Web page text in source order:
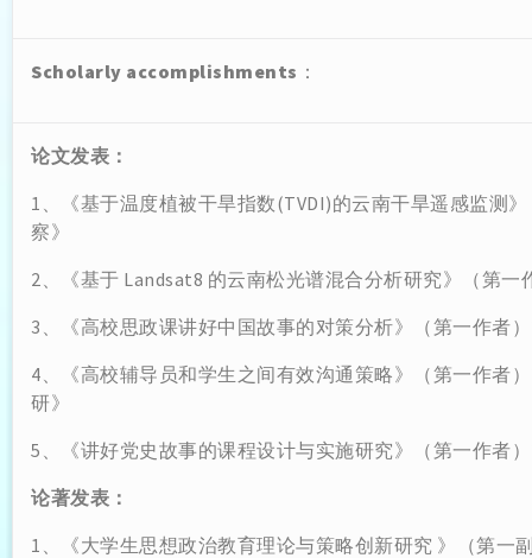
Scholarly accomplishments ：
论文发表：
1、《基于温度植被干旱指数(TVDI)的云南干旱遥感监测
察》
2、《基于 Landsat8 的云南松光谱混合分析研究》（第一
3、《高校思政课讲好中国故事的对策分析》（第一作者
4、《高校辅导员和学生之间有效沟通策略》（第一作者
研》
5、《讲好党史故事的课程设计与实施研究》（第一作者
论著发表：
1、《大学生思想政治教育理论与策略创新研究 》（第一